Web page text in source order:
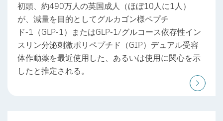
初頭、約490万人の英国成人（ほぼ10人に1人）
が、減量を目的としてグルカゴン様ペプチ
ド-1（GLP-1）またはGLP-1/グルコース依存性イン
スリン分泌刺激ポリペプチド（GIP）デュアル受容
体作動薬を最近使用した、あるいは使用に関心を示
したと推定される。